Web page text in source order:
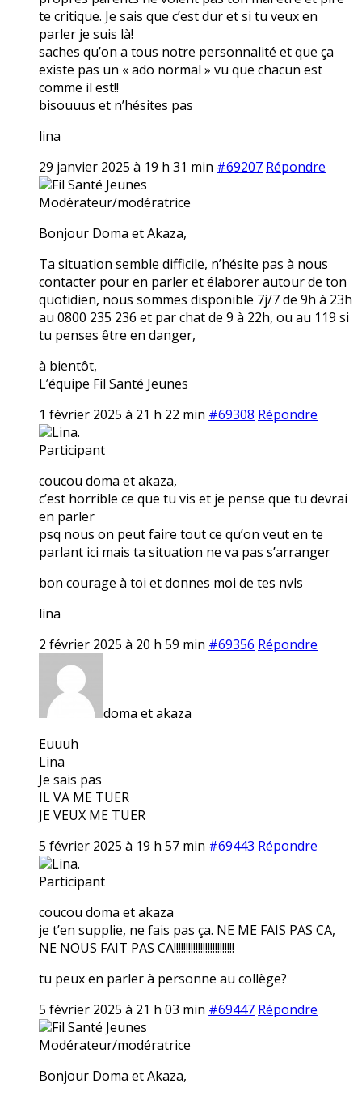
te critique. Je sais que c’est dur et si tu veux en
parler je suis là!
saches qu’on a tous notre personnalité et que ça
existe pas un « ado normal » vu que chacun est
comme il est!!
bisouuus et n’hésites pas
lina
29 janvier 2025 à 19 h 31 min #69207 Répondre
Fil Santé Jeunes
Modérateur/modératrice
Bonjour Doma et Akaza,
Ta situation semble difficile, n’hésite pas à nous
contacter pour en parler et élaborer autour de ton
quotidien, nous sommes disponible 7j/7 de 9h à 23h
au 0800 235 236 et par chat de 9 à 22h, ou au 119 si
tu penses être en danger,
à bientôt,
L’équipe Fil Santé Jeunes
1 février 2025 à 21 h 22 min #69308 Répondre
Lina.
Participant
coucou doma et akaza,
c’est horrible ce que tu vis et je pense que tu devrai
en parler
psq nous on peut faire tout ce qu’on veut en te
parlant ici mais ta situation ne va pas s’arranger
bon courage à toi et donnes moi de tes nvls
lina
2 février 2025 à 20 h 59 min #69356 Répondre
doma et akaza
Euuuh
Lina
Je sais pas
IL VA ME TUER
JE VEUX ME TUER
5 février 2025 à 19 h 57 min #69443 Répondre
Lina.
Participant
coucou doma et akaza
je t’en supplie, ne fais pas ça. NE ME FAIS PAS CA,
NE NOUS FAIT PAS CA!!!!!!!!!!!!!!!!!!!!!!!!!
tu peux en parler à personne au collège?
5 février 2025 à 21 h 03 min #69447 Répondre
Fil Santé Jeunes
Modérateur/modératrice
Bonjour Doma et Akaza,